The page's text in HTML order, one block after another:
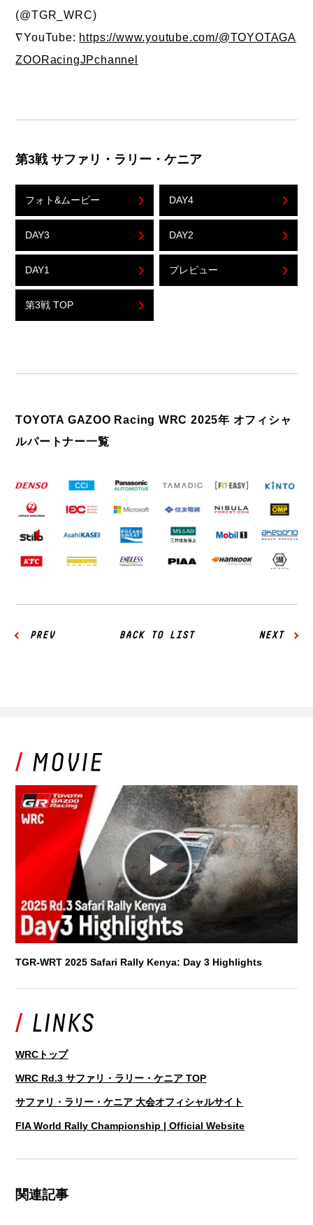
(@TGR_WRC)
∇YouTube: https://www.youtube.com/@TOYOTAGA
ZOORacingJPchannel
第3戦 サファリ・ラリー・ケニア
フォト&ムービー DAY4
DAY3 DAY2
DAY1 プレビュー
第3戦 TOP
TOYOTA GAZOO Racing WRC 2025年 オフィシャ
ルパートナー一覧
PREV BACK TO LIST NEXT
TGR-WRT 2025 Safari Rally Kenya: Day 3 Highlights
WRCトップ
WRC Rd.3 サファリ・ラリー・ケニア TOP
サファリ・ラリー・ケニア 大会オフィシャルサイト
FIA World Rally Championship | Official Website
関連記事